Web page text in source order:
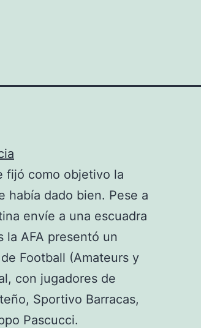
fijó como objetivo la
había dado bien. Pese a
envíe a una escuadra
la AFA presentó un
Football (Amateurs y
con jugadores de
Sportivo Barracas,
Pascucci.